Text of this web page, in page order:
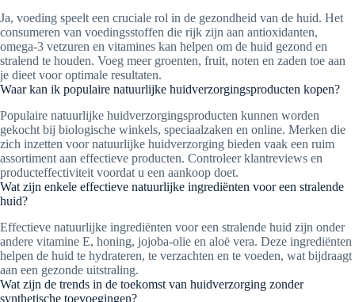
Ja, voeding speelt een cruciale rol in de gezondheid van de huid. Het
consumeren van voedingsstoffen die rijk zijn aan antioxidanten,
omega-3 vetzuren en vitamines kan helpen om de huid gezond en
stralend te houden. Voeg meer groenten, fruit, noten en zaden toe aan
je dieet voor optimale resultaten.
Waar kan ik populaire natuurlijke huidverzorgingsproducten kopen?
Populaire natuurlijke huidverzorgingsproducten kunnen worden
gekocht bij biologische winkels, speciaalzaken en online. Merken die
zich inzetten voor natuurlijke huidverzorging bieden vaak een ruim
assortiment aan effectieve producten. Controleer klantreviews en
producteffectiviteit voordat u een aankoop doet.
Wat zijn enkele effectieve natuurlijke ingrediënten voor een stralende
huid?
Effectieve natuurlijke ingrediënten voor een stralende huid zijn onder
andere vitamine E, honing, jojoba-olie en aloë vera. Deze ingrediënten
helpen de huid te hydrateren, te verzachten en te voeden, wat bijdraagt
aan een gezonde uitstraling.
Wat zijn de trends in de toekomst van huidverzorging zonder
synthetische toevoegingen?